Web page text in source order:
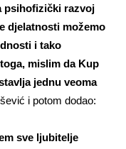
psihofizički razvoj
djelatnosti možemo
i tako
mislim da Kup
jednu veoma
i potom dodao:
sve ljubitelje